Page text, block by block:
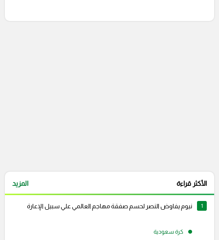
الأكثر قراءة المزيد
1 نيوم يفاوض النصر لحسم صفقة مهاجم العالمي علي سبيل الإعارة
كرة سعودية